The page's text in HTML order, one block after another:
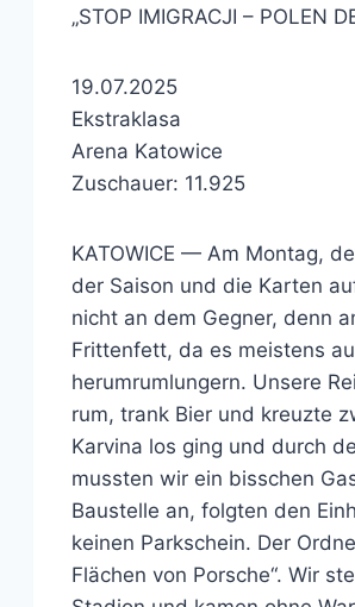
„STOP IMIGRACJI – POLEN
19.07.2025
Ekstraklasa
Arena Katowice
Zuschauer: 11.925
KATOWICE — Am Montag,
der Saison und die Karten
nicht an dem Gegner, denn
Frittenfett, da es meistens
herumrumlungern. Unsere
rum, trank Bier und kreuzte
Karvina los ging und durch
mussten wir ein bisschen
Baustelle an, folgten den
keinen Parkschein. Der
Flächen von Porsche“. Wir